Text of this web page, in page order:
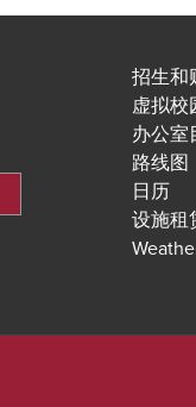
招生和
虚拟校
办公室
路线图
日历
设施租